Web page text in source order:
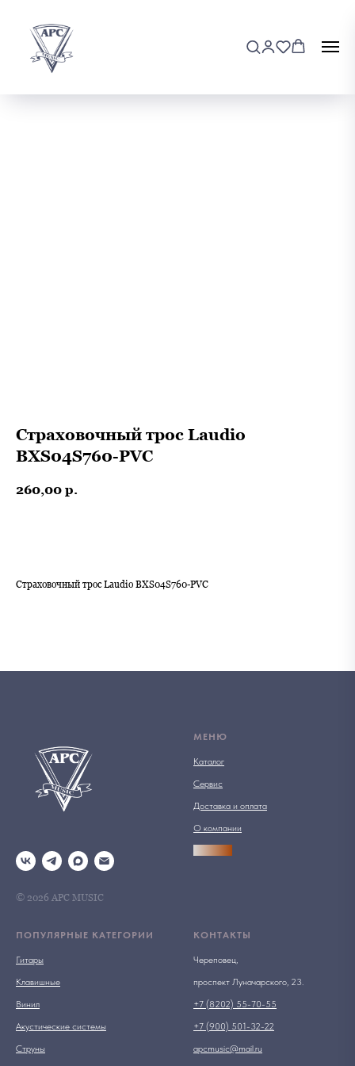
Страховочный трос Laudio
BXS04S760-PVC
260,00 р.
Страховочный трос Laudio BXS04S760-PVC
© 2026 АРС MUSIC
МЕНЮ
Каталог
Сервис
Доставка и оплата
О компании
ПОПУЛЯРНЫЕ КАТЕГОРИИ
Гитары
Клавишные
Винил
Акустические системы
Струны
КОНТАКТЫ
Череповец,
проспект Луначарского, 23.
+7 (8202) 55-70-55
+7 (900) 501-32-22
apcmusic@mail.ru